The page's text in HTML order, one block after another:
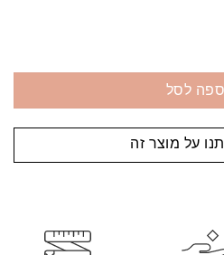
לסל
על מוצר זה